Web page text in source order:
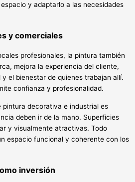
y adaptarlo a las necesidades
y comerciales
profesionales, la pintura también
mejora la experiencia del cliente,
el bienestar de quienes trabajan allí.
confianza y profesionalidad.
pintura decorativa e industrial es
deben ir de la mano. Superficies
y visualmente atractivas. Todo
espacio funcional y coherente con los
inversión